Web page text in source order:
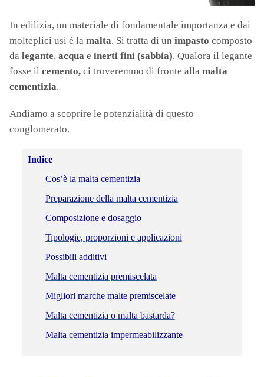
In edilizia, un materiale di fondamentale importanza e dai
molteplici usi è la malta. Si tratta di un impasto composto
da legante, acqua e inerti fini (sabbia). Qualora il legante
fosse il cemento, ci troveremmo di fronte alla malta
cementizia.
Andiamo a scoprire le potenzialità di questo
conglomerato.
Indice
Cos’è la malta cementizia
Preparazione della malta cementizia
Composizione e dosaggio
Tipologie, proporzioni e applicazioni
Possibili additivi
Malta cementizia premiscelata
Migliori marche malte premiscelate
Malta cementizia o malta bastarda?
Malta cementizia impermeabilizzante